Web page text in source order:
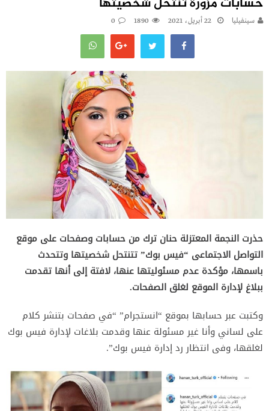
سينفيليا 22 أبريل، 2021 1890
0
حذرت النجمة المعتزلة حنان ترك من حسابات وصفحات على موقع
التواصل الاجتماعى “فيس بوك” تتنتحل شخصيتها وتتحدث
باسمها، مؤكدة عدم مسئوليتها عنها، لافتة إلى أنها تقدمت
ببلاغ لإدارة الموقع لغلق الصفحات.
وكتبت عبر حسابها بموقع “انستجرام” “في صفحات بتنشر كلام
على لساني وأنا غير مسئولة عنها وقدمت بلاغات لإدارة فيس بوك
لغلقها، وفى انتظار رد إدارة فيس بوك”.